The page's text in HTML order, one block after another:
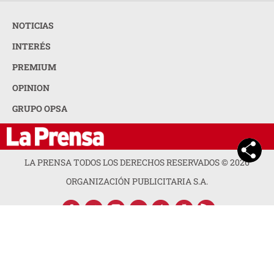
NOTICIAS
INTERÉS
PREMIUM
OPINION
GRUPO OPSA
LA PRENSA TODOS LOS DERECHOS RESERVADOS ©2026
ORGANIZACIÓN PUBLICITARIA S.A.